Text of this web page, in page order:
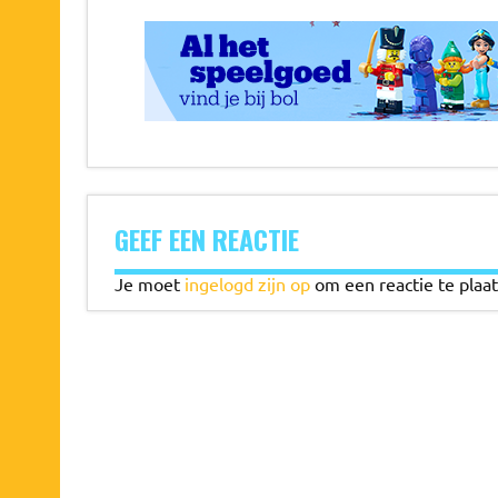
GEEF EEN REACTIE
Je moet ingelogd zijn opom een reactie te